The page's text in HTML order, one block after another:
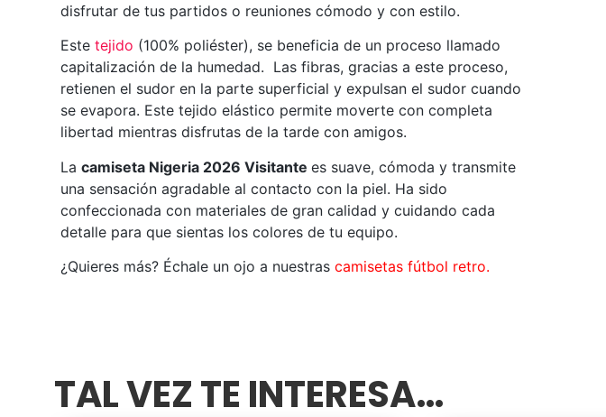
disfrutar de tus partidos o reuniones cómodo y con estilo.
Estetejido (100% poliéster), se beneficia de un proceso llamado
capitalización de la humedad. Las fibras, gracias a este proceso,
retienen el sudor en la parte superficial y expulsan el sudor cuando
se evapora. Este tejido elástico permite moverte con completa
libertad mientras disfrutas de la tarde con amigos.
Lacamiseta Nigeria 2026 Visitante es suave, cómoda y transmite
una sensación agradable al contacto con la piel. Ha sido
confeccionada con materiales de gran calidad y cuidando cada
detalle para que sientas los colores de tu equipo.
¿Quieres más? Échale un ojo a nuestrascamisetas fútbol retro.
TAL VEZ TE INTERESA…